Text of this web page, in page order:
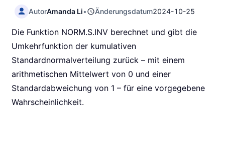
AutorAmanda Li• Änderungsdatum2024-10-25
Die Funktion NORM.S.INV berechnet und gibt die
Umkehrfunktion der kumulativen
Standardnormalverteilung zurück – mit einem
arithmetischen Mittelwert von 0 und einer
Standardabweichung von 1 – für eine vorgegebene
Wahrscheinlichkeit.